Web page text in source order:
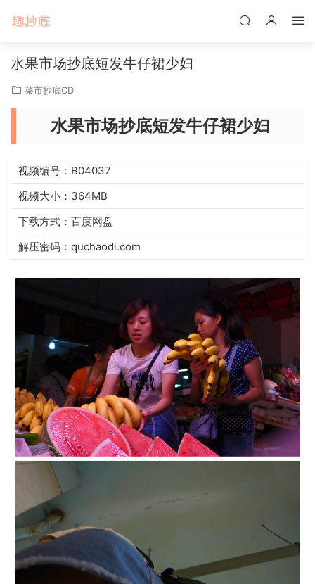
水果市场抄底短发牛仔裙少妇
菜市抄底CD
水果市场抄底短发牛仔裙少妇
视频编号：B04037
视频大小：364MB
下载方式：百度网盘
解压密码：quchaodi.com